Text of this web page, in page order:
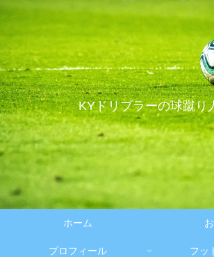
KYドリブラーの球蹴り
ホーム
プロフィール フッ